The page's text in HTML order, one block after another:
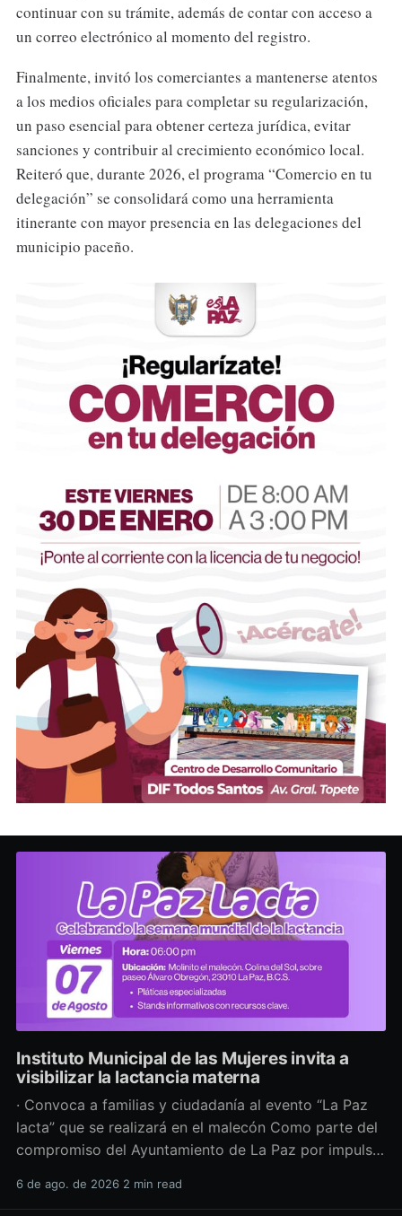
continuar con su trámite, además de contar con acceso a
un correo electrónico al momento del registro.
Finalmente, invitó los comerciantes a mantenerse atentos
a los medios oficiales para completar su regularización,
un paso esencial para obtener certeza jurídica, evitar
sanciones y contribuir al crecimiento económico local.
Reiteró que, durante 2026, el programa “Comercio en tu
delegación” se consolidará como una herramienta
itinerante con mayor presencia en las delegaciones del
municipio paceño.
Instituto Municipal de las Mujeres invita a
visibilizar la lactancia materna
· Convoca a familias y ciudadanía al evento “La Paz
lacta” que se realizará en el malecón Como parte del
compromiso del Ayuntamiento de La Paz por impulsar
salud y los derechos de las mujeres, así como generar
6 de ago. de 2026 2 min read